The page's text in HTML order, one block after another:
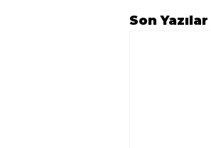
Son Yazılar